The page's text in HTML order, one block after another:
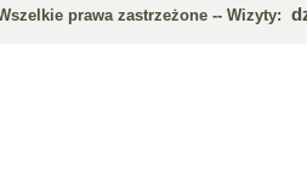
prawa zastrzeżone -- Wizyty: